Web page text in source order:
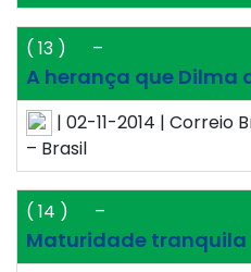
( 13 ) –
A herança que Dilma
| 02-11-2014 | Correio
– Brasil
( 14 ) –
Maturidade tranquila